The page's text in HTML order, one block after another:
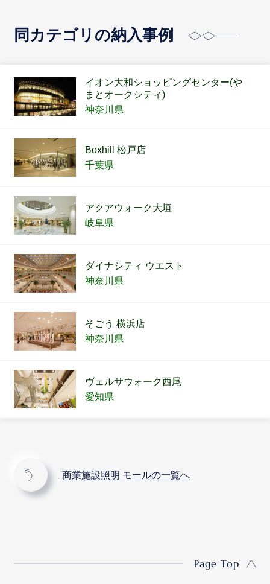
同カテゴリの納入事例
イオン大和ショッピングセンター(や
まとオークシティ)
神奈川県
Boxhill 松戸店
千葉県
アクアウォーク大垣
岐阜県
ダイナシティ ウエスト
神奈川県
そごう 横浜店
神奈川県
ヴェルサウォーク西尾
愛知県
商業施設照明 モールの一覧へ
Page Top